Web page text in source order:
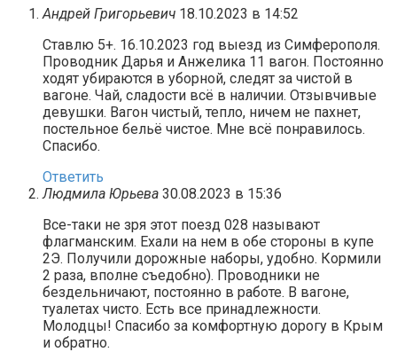
Андрей Григорьевич 18.10.2023 в 14:52
Ставлю 5+. 16.10.2023 год выезд из Симферополя.
Проводник Дарья и Анжелика 11 вагон. Постоянно
ходят убираются в уборной, следят за чистой в
вагоне. Чай, сладости всё в наличии. Отзывчивые
девушки. Вагон чистый, тепло, ничем не пахнет,
постельное бельё чистое. Мне всё понравилось.
Спасибо.
Ответить
Людмила Юрьева 30.08.2023 в 15:36
Все-таки не зря этот поезд 028 называют
флагманским. Ехали на нем в обе стороны в купе
2Э. Получили дорожные наборы, удобно. Кормили
2 раза, вполне съедобно). Проводники не
бездельничают, постоянно в работе. В вагоне,
туалетах чисто. Есть все принадлежности.
Молодцы! Спасибо за комфортную дорогу в Крым
и обратно.